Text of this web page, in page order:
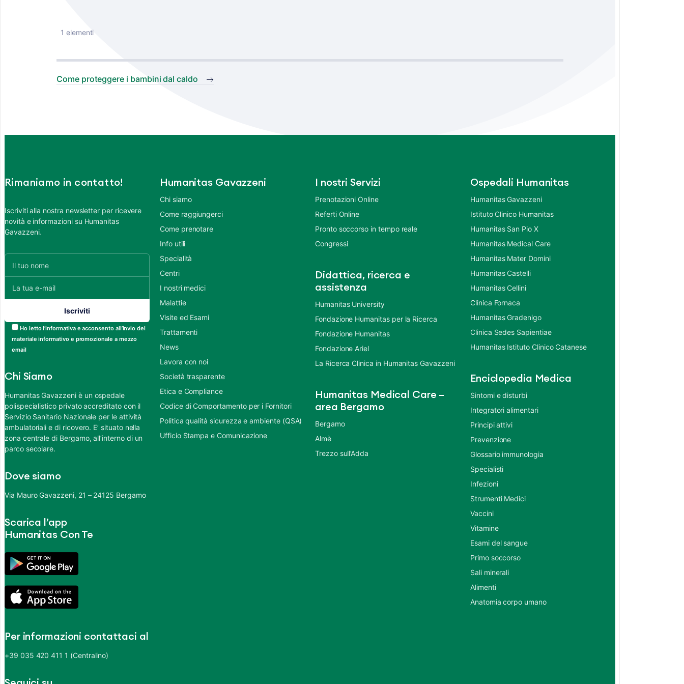
1 elementi
Come proteggere i bambini dal caldo
Rimaniamo in contatto!
Iscriviti alla nostra newsletter per ricevere
novità e informazioni su Humanitas
Gavazzeni.
Ho letto l’informativa e acconsento all’invio del
materiale informativo e promozionale a mezzo
email
Chi Siamo
Humanitas Gavazzeni è un ospedale
polispecialistico privato accreditato con il
Servizio Sanitario Nazionale per le attività
ambulatoriali e di ricovero. E’ situato nella
zona centrale di Bergamo, all’interno di un
parco secolare.
Dove siamo
Via Mauro Gavazzeni, 21 – 24125 Bergamo
Scarica l’app
Humanitas Con Te
Per informazioni contattaci al
+39 035 420 411 1 (Centralino)
Humanitas Gavazzeni
Chi siamo
Come raggiungerci
Come prenotare
Info utili
Specialità
Centri
I nostri medici
Malattie
Visite ed Esami
Trattamenti
News
Lavora con noi
Società trasparente
Etica e Compliance
Codice di Comportamento per i Fornitori
Politica qualità sicurezza e ambiente (QSA)
Ufficio Stampa e Comunicazione
I nostri Servizi
Prenotazioni Online
Referti Online
Pronto soccorso in tempo reale
Congressi
Didattica, ricerca e
assistenza
Humanitas University
Fondazione Humanitas per la Ricerca
Fondazione Humanitas
Fondazione Ariel
La Ricerca Clinica in Humanitas Gavazzeni
Humanitas Medical Care –
area Bergamo
Bergamo
Almè
Trezzo sull’Adda
Ospedali Humanitas
Humanitas Gavazzeni
Istituto Clinico Humanitas
Humanitas San Pio X
Humanitas Medical Care
Humanitas Mater Domini
Humanitas Castelli
Humanitas Cellini
Clinica Fornaca
Humanitas Gradenigo
Clinica Sedes Sapientiae
Humanitas Istituto Clinico Catanese
Enciclopedia Medica
Sintomi e disturbi
Integratori alimentari
Principi attivi
Prevenzione
Glossario immunologia
Specialisti
Infezioni
Strumenti Medici
Vaccini
Vitamine
Esami del sangue
Primo soccorso
Sali minerali
Alimenti
Anatomia corpo umano